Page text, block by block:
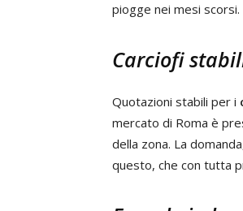
piogge nei mesi scorsi.
Carciofi
Quotazioni stabili per i
mercato di Roma è
della zona. La
questo, che con tutta